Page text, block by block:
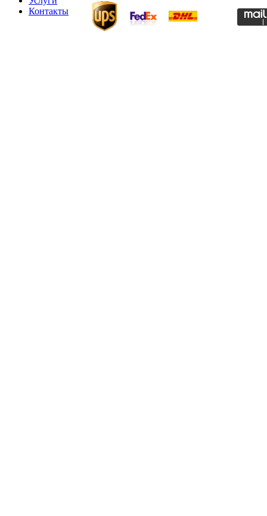
Контакты